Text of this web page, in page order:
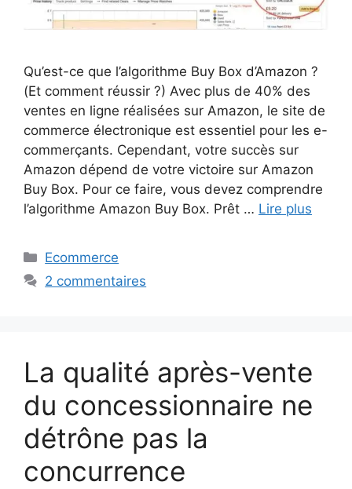
Qu’est-ce que l’algorithme Buy Box d’Amazon ?
(Et comment réussir ?) Avec plus de 40% des
ventes en ligne réalisées sur Amazon, le site de
commerce électronique est essentiel pour les e-
commerçants. Cependant, votre succès sur
Amazon dépend de votre victoire sur Amazon
Buy Box. Pour ce faire, vous devez comprendre
l’algorithme Amazon Buy Box. Prêt … Lire plus
Catégories
Ecommerce
2 commentaires
La qualité après-vente
du concessionnaire ne
détrône pas la
concurrence